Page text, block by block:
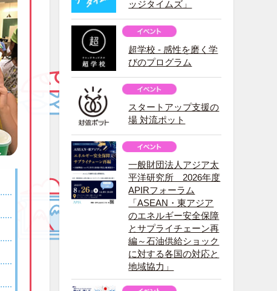
ッジタイムズ」
超学校 - 感性を磨く学
びのプログラム
スタートアップ支援の
場 対流ポット
一般財団法人アジア太
平洋研究所 2026年度
APIRフォーラム
「ASEAN・東アジア
のエネルギー安全保障
とサプライチェーン再
編～石油供給ショック
に対する各国の対応と
地域協力」